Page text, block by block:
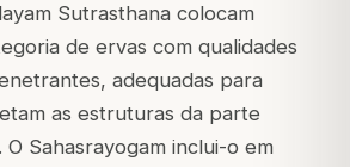
Sutrasthana colocam
de ervas com qualidades
adequadas para
as estruturas da parte
O Sahasrayogam inclui-o em